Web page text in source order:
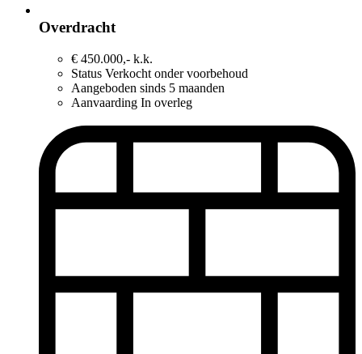
Overdracht
€ 450.000,- k.k.
Status Verkocht onder voorbehoud
Aangeboden sinds 5 maanden
Aanvaarding In overleg